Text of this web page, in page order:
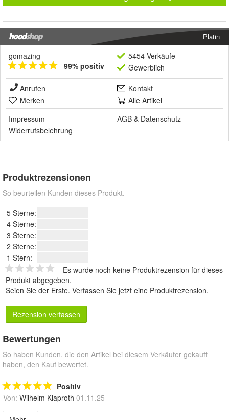
Platin
gomazing
99% positiv
5454 Verkäufe
Gewerblich
Anrufen
Kontakt
Merken
Alle Artikel
Impressum
AGB & Datenschutz
Widerrufsbelehrung
Produktrezensionen
So beurteilen Kunden dieses Produkt.
5 Sterne:
4 Sterne:
3 Sterne:
2 Sterne:
1 Stern:
Es wurde noch keine Produktrezension für dieses
Produkt abgegeben.
Seien Sie der Erste. Verfassen Sie jetzt eine Produktrezension.
Rezension verfassen
Bewertungen
So haben Kunden, die den Artikel bei diesem Verkäufer gekauft
haben, den Kauf bewertet.
Positiv
Von: Wilhelm Klaproth 01.11.25